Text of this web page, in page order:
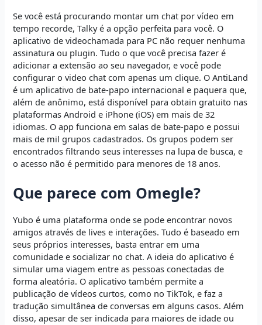
Se você está procurando montar um chat por vídeo em
tempo recorde, Talky é a opção perfeita para você. O
aplicativo de videochamada para PC não requer nenhuma
assinatura ou plugin. Tudo o que você precisa fazer é
adicionar a extensão ao seu navegador, e você pode
configurar o video chat com apenas um clique. O AntiLand
é um aplicativo de bate-papo internacional e paquera que,
além de anônimo, está disponível para obtain gratuito nas
plataformas Android e iPhone (iOS) em mais de 32
idiomas. O app funciona em salas de bate-papo e possui
mais de mil grupos cadastrados. Os grupos podem ser
encontrados filtrando seus interesses na lupa de busca, e
o acesso não é permitido para menores de 18 anos.
Que parece com Omegle?
Yubo é uma plataforma onde se pode encontrar novos
amigos através de lives e interações. Tudo é baseado em
seus próprios interesses, basta entrar em uma
comunidade e socializar no chat. A ideia do aplicativo é
simular uma viagem entre as pessoas conectadas de
forma aleatória. O aplicativo também permite a
publicação de vídeos curtos, como no TikTok, e faz a
tradução simultânea de conversas em alguns casos. Além
disso, apesar de ser indicada para maiores de idade ou